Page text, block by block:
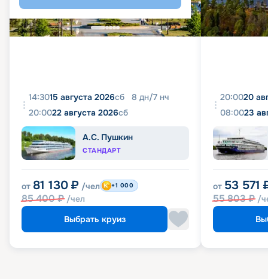
14:3015 августа 2026сб 8 дн/7 нч
20:0022 августа 2026сб
А.С. Пушкин
СТАНДАРТ
от 81 130 ₽ /чел
85 400₽ /чел
+1 000
Выбрать круиз
20:0020
08:0023
от 53 571
55 803₽ /